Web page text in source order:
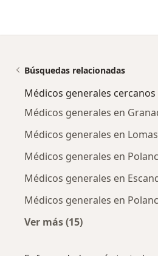
Búsquedas relacionadas
Médicos generales cercanos
Médicos generales en
Médicos generales en
Médicos generales en
Médicos generales en
Médicos generales en
Ver más (15)